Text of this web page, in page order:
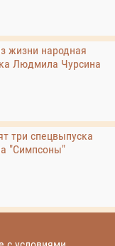
жизни народная
Людмила Чурсина
три спецвыпуска
"Симпсоны"